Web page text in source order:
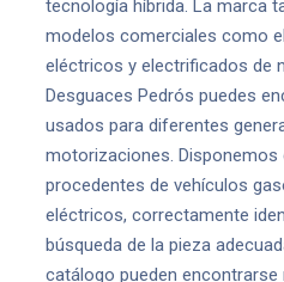
tecnología híbrida. La marca
modelos comerciales como
eléctricos y electrificados de
Desguaces Pedrós puedes
usados para diferentes
motorizaciones. Disponemos
procedentes de vehículos
eléctricos, correctamente
búsqueda de la pieza
catálogo pueden